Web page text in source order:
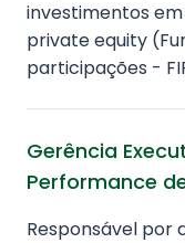
investimentos
private equity
participações -
Gerência
Performance
Responsável por